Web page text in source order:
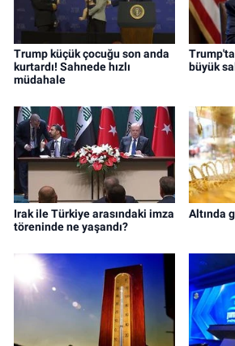
Trump küçük çocuğu son anda
kurtardı! Sahnede hızlı
müdahale
büyük
Irak ile Türkiye arasındaki imza
töreninde ne yaşandı?
Altında